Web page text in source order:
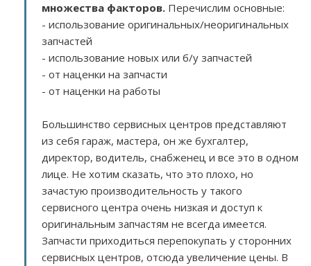
множества факторов. Перечислим основные:
- использование оригинальных/неоригинальных
запчастей
- использование новых или б/у запчастей
- от наценки на запчасти
- от наценки на работы
Большинство сервисных центров представляют
из себя гараж, мастера, он же бухгалтер,
директор, водитель, снабженец и все это в одном
лице. Не хотим сказать, что это плохо, но
зачастую производительность у такого
сервисного центра очень низкая и доступ к
оригинальным запчастям не всегда имеется.
Запчасти приходиться перепокупать у сторонних
сервисных центров, отсюда увеличение цены. В